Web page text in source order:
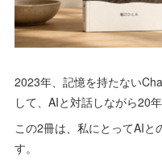
2023年、記憶を持たない
して、AIと対話しながら20
この2冊は、私にとってAI
す。